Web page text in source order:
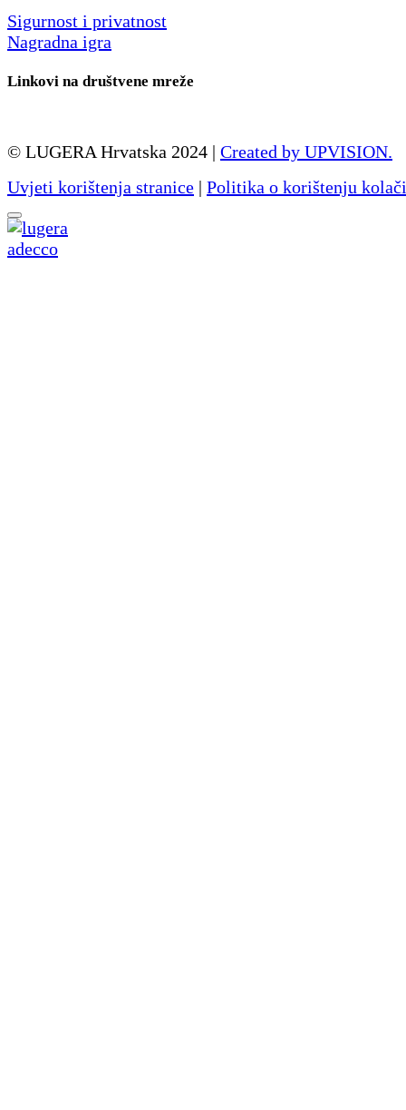
Sigurnost i privatnost
Nagradna igra
Linkovi na društvene mreže
© LUGERA Hrvatska 2024 | Created by UPVISION.
Uvjeti korištenja stranice | Politika o korištenju